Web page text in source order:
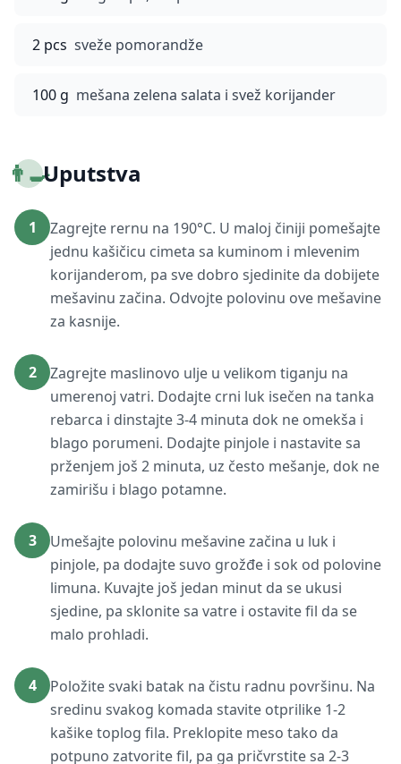
2 pcs sveže pomorandže
100 g mešana zelena salata i svež korijander
👨‍🍳Uputstva
1
Zagrejte rernu na 190°C. U maloj činiji pomešajte
jednu kašičicu cimeta sa kuminom i mlevenim
korijanderom, pa sve dobro sjedinite da dobijete
mešavinu začina. Odvojte polovinu ove mešavine
za kasnije.
2
Zagrejte maslinovo ulje u velikom tiganju na
umerenoj vatri. Dodajte crni luk isečen na tanka
rebarca i dinstajte 3-4 minuta dok ne omekša i
blago porumeni. Dodajte pinjole i nastavite sa
prženjem još 2 minuta, uz često mešanje, dok ne
zamirišu i blago potamne.
3
Umešajte polovinu mešavine začina u luk i
pinjole, pa dodajte suvo grožđe i sok od polovine
limuna. Kuvajte još jedan minut da se ukusi
sjedine, pa sklonite sa vatre i ostavite fil da se
malo prohladi.
4
Položite svaki batak na čistu radnu površinu. Na
sredinu svakog komada stavite otprilike 1-2
kašike toplog fila. Preklopite meso tako da
potpuno zatvorite fil, pa ga pričvrstite sa 2-3